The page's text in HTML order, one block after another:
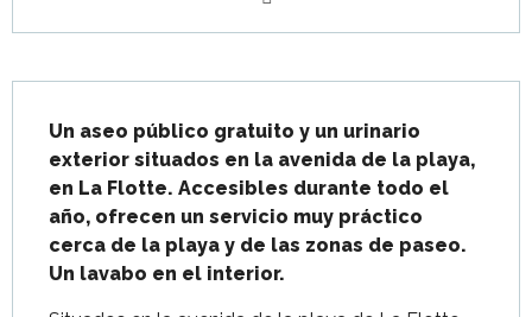
Un aseo público gratuito y un urinario
exterior situados en la avenida de la playa,
en La Flotte. Accesibles durante todo el
año, ofrecen un servicio muy práctico
cerca de la playa y de las zonas de paseo.
Un lavabo en el interior.